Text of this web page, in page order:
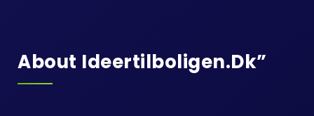
About Ideertilboligen.dk”